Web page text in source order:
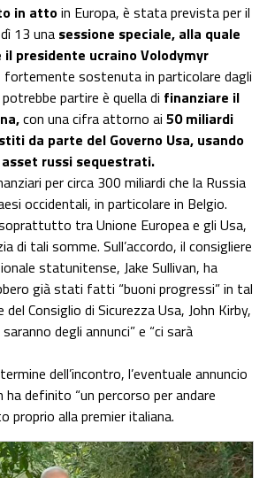
in attoin Europa, è stata prevista per il
13 una sessione speciale, alla quale
presidente ucraino Volodymyr
fortemente sostenuta in particolare dagli
partire è quella di finanziare il
con una cifra attorno ai 50 miliardi
da parte del Governo Usa, usando
russi sequestrati.
per circa 300 miliardi che la Russia
occidentali, in particolare in Belgio.
tra Unione Europea e gli Usa,
di tali somme. Sull’accordo, il consigliere
statunitense, Jake Sullivan, ha
già stati fatti “buoni progressi” in tal
Consiglio di Sicurezza Usa, John Kirby,
degli annunci” e “ci sarà
dell’incontro, l’eventuale annuncio
ha definito “un percorso per andare
proprio alla premier italiana.